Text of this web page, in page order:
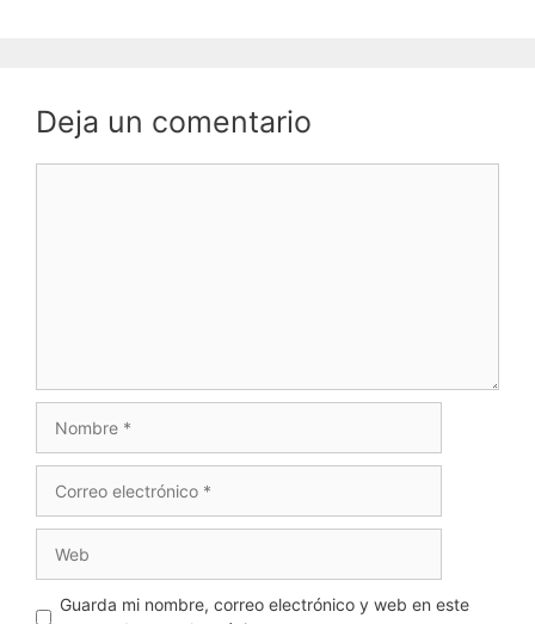
Deja un comentario
electrónico
Guarda mi nombre, correo electrónico y web en este